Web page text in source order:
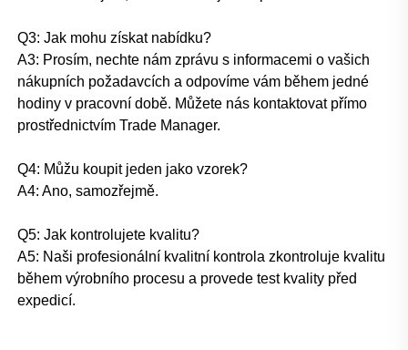
Q3: Jak mohu získat nabídku?
A3: Prosím, nechte nám zprávu s informacemi o vašich
nákupních požadavcích a odpovíme vám během jedné
hodiny v pracovní době. Můžete nás kontaktovat přímo
prostřednictvím Trade Manager.
Q4: Můžu koupit jeden jako vzorek?
A4: Ano, samozřejmě.
Q5: Jak kontrolujete kvalitu?
A5: Naši profesionální kvalitní kontrola zkontroluje kvalitu
během výrobního procesu a provede test kvality před
expedicí.